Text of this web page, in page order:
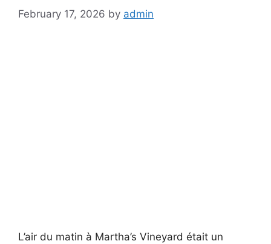
February 17, 2026 by admin
L’air du matin à Martha’s Vineyard était un